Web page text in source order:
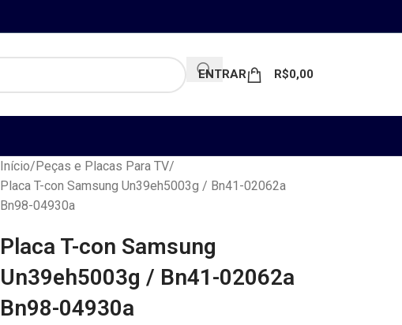
ENTRAR R$0,00
Início Peças e Placas Para TV
Placa T-con Samsung Un39eh5003g / Bn41-02062a
Bn98-04930a
Placa T-con Samsung
Un39eh5003g / Bn41-02062a
Bn98-04930a